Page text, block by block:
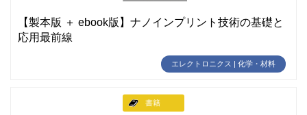
【製本版 ＋ ebook版】ナノインプリント技術の基礎と
応用最前線
エレクトロニクス | 化学・材料
書籍